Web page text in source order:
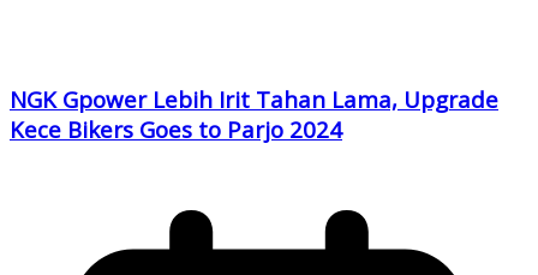
NGK Gpower Lebih Irit Tahan Lama, Upgrade
Kece Bikers Goes to Parjo 2024